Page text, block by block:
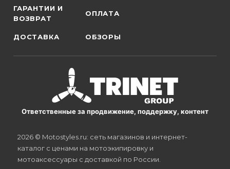
ГАРАНТИИ И
ВОЗВРАТ
ОПЛАТА
ДОСТАВКА ОБЗОРЫ
Ответственные за продвижение, поддержку, контент
2026 © Motostyles.ru: сеть магазинов и интернет-
каталог с ценами на мотоэкипировку и
мотоаксессуары с доставкой по России.